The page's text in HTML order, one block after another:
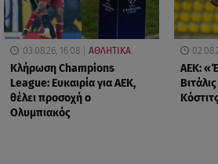
03.08.26, 16:08 ΑΘΛΗΤΙΚΑ
Κλήρωση Champions
League: Ευκαιρία για ΑΕΚ,
θέλει προσοχή ο
Ολυμπιακός
ΑΕΚ: